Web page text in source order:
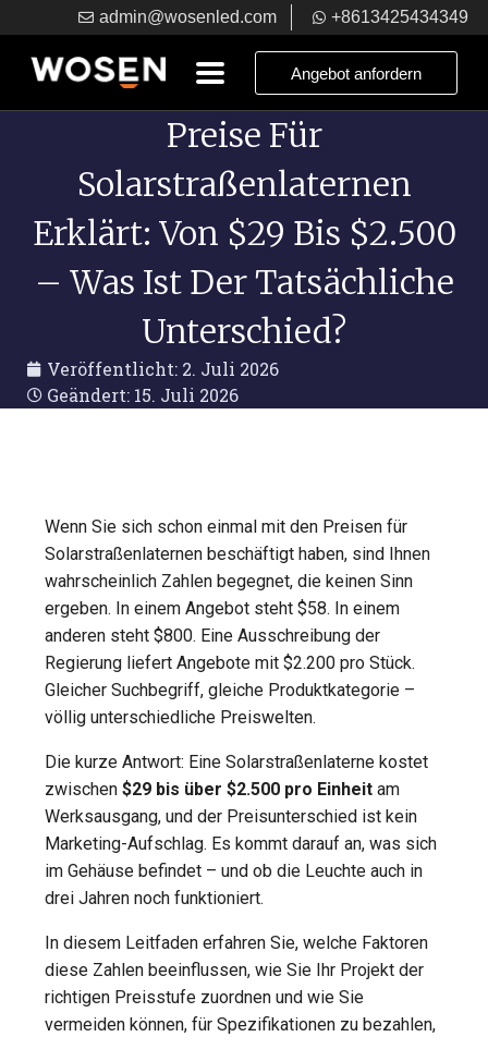
admin@wosenled.com +8613425434349
Angebot anfordern
Preise Für
Solarstraßenlaternen
Erklärt: Von $29 Bis $2.500
– Was Ist Der Tatsächliche
Unterschied?
Veröffentlicht: 2. Juli 2026
Geändert: 15. Juli 2026
Wenn Sie sich schon einmal mit den Preisen für
Solarstraßenlaternen beschäftigt haben, sind Ihnen
wahrscheinlich Zahlen begegnet, die keinen Sinn
ergeben. In einem Angebot steht $58. In einem
anderen steht $800. Eine Ausschreibung der
Regierung liefert Angebote mit $2.200 pro Stück.
Gleicher Suchbegriff, gleiche Produktkategorie –
völlig unterschiedliche Preiswelten.
Die kurze Antwort: Eine Solarstraßenlaterne kostet
zwischen $29 bis über $2.500 pro Einheit am
Werksausgang, und der Preisunterschied ist kein
Marketing-Aufschlag. Es kommt darauf an, was sich
im Gehäuse befindet – und ob die Leuchte auch in
drei Jahren noch funktioniert.
In diesem Leitfaden erfahren Sie, welche Faktoren
diese Zahlen beeinflussen, wie Sie Ihr Projekt der
richtigen Preisstufe zuordnen und wie Sie
vermeiden können, für Spezifikationen zu bezahlen,